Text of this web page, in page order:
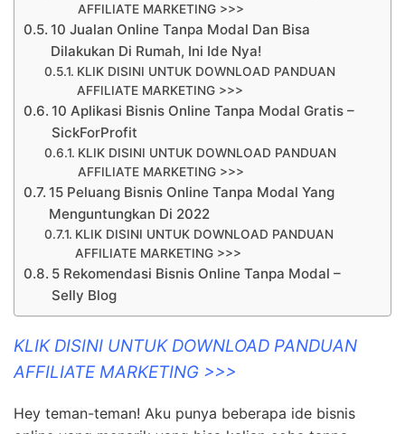
AFFILIATE MARKETING >>>
10 Jualan Online Tanpa Modal Dan Bisa
Dilakukan Di Rumah, Ini Ide Nya!
KLIK DISINI UNTUK DOWNLOAD PANDUAN
AFFILIATE MARKETING >>>
10 Aplikasi Bisnis Online Tanpa Modal Gratis –
SickForProfit
KLIK DISINI UNTUK DOWNLOAD PANDUAN
AFFILIATE MARKETING >>>
15 Peluang Bisnis Online Tanpa Modal Yang
Menguntungkan Di 2022
KLIK DISINI UNTUK DOWNLOAD PANDUAN
AFFILIATE MARKETING >>>
5 Rekomendasi Bisnis Online Tanpa Modal –
Selly Blog
KLIK DISINI UNTUK DOWNLOAD PANDUAN
AFFILIATE MARKETING >>>
Hey teman-teman! Aku punya beberapa ide bisnis